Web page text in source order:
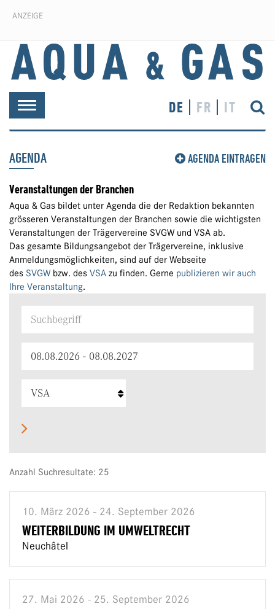
ANZEIGE
Toggle
navigation
DE FR IT
AGENDA AGENDA EINTRAGEN
Veranstaltungen der Branchen
Aqua & Gas bildet unter Agenda die der Redaktion bekannten
grösseren Veranstaltungen der Branchen sowie die wichtigsten
Veranstaltungen der Trägervereine SVGW und VSA ab.
Das gesamte Bildungsangebot der Trägervereine, inklusive
Anmeldungsmöglichkeiten, sind auf der Webseite
des SVGW bzw. des VSA zu finden. Gerne publizieren wir auch
Ihre Veranstaltung.
Anzahl Suchresultate: 25
10. März 2026 - 24. September 2026
WEITERBILDUNG IM UMWELTRECHT
Neuchâtel
27. Mai 2026 - 25. September 2026